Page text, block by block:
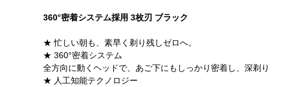
360°密着システム採用 3枚刃 ブラック
★ 忙しい朝も、素早く剃り残しゼロへ。
★ 360°密着システム
全方向に動くヘッドで、あご下にもしっかり密着し、深剃り
★ 人工知能テクノロジー